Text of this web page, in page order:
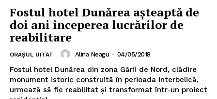
Fostul hotel Dunărea așteaptă de
doi ani începerea lucrărilor de
reabilitare
ORAȘUL UITAT Alina Neagu - 04/05/2018
Fostul hotel Dunărea din zona Gării de Nord, clădire
monument istoric construită în perioada interbelică,
urmează să fie reabilitat și transformat într-un proiect